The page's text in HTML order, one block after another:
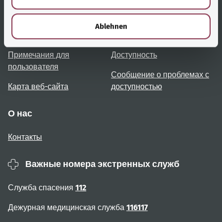
Ablehnen
Полезные ссылки
Обзор тем
Примечания для
пользователя
Карта веб-сайта
Услуги
Доступность
Сообщение о проблемах с
доступностью
О нас
Контакты
Важные номера экстренных служб
Служба спасения 112
Дежурная медицинская служба 116117